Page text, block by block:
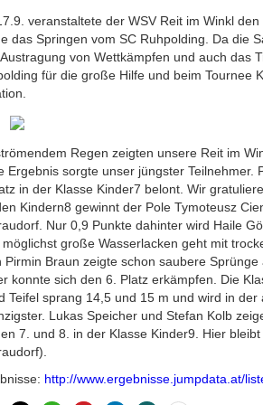
veranstaltete der WSV Reit im Winkl
das Springen vom SC Ruhpolding. Da die
von Wettkämpfen und auch das
für die große Hilfe und beim Tournee
Regen zeigten unsere Reit im
Ergebnis sorgte unser jüngster
in der Klasse Kinder7 belont. Wir
Kindern8 gewinnt der Pole Tymoteusz
Nur 0,9 Punkte dahinter wird Haile
möglichst große Wasserlacken geht mit
Pirmin Braun zeigte schon saubere
konnte sich den 6. Platz erkämpfen. Die
Teifel sprang 14,5 und 15 m und wird in
Lukas Speicher und Stefan Kolb
7. und 8. in der Klasse Kinder9. Hier
http://www.ergebnisse.jumpdata.at/